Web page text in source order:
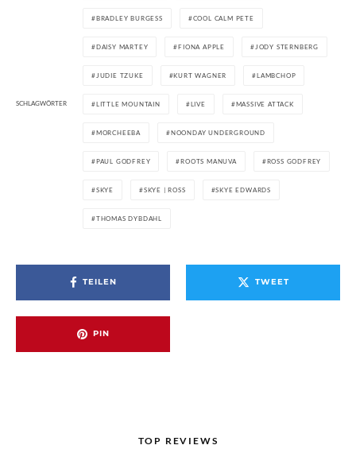
SCHLAGWÖRTER
BRADLEY BURGESS COOL CALM PETE
DAISY MARTEY FIONA APPLE JODY STERNBERG
JUDIE TZUKE KURT WAGNER LAMBCHOP
LITTLE MOUNTAIN LIVE MASSIVE ATTACK
MORCHEEBA NOONDAY UNDERGROUND
PAUL GODFREY ROOTS MANUVA ROSS GODFREY
SKYE SKYE | ROSS SKYE EDWARDS
THOMAS DYBDAHL
TEILEN TWEET
PIN
TOP REVIEWS